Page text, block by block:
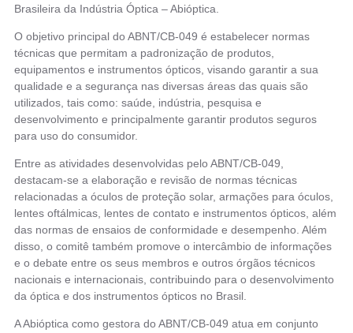
Brasileira da Indústria Óptica – Abióptica.
O objetivo principal do ABNT/CB-049 é estabelecer normas
técnicas que permitam a padronização de produtos,
equipamentos e instrumentos ópticos, visando garantir a sua
qualidade e a segurança nas diversas áreas das quais são
utilizados, tais como: saúde, indústria, pesquisa e
desenvolvimento e principalmente garantir produtos seguros
para uso do consumidor.
Entre as atividades desenvolvidas pelo ABNT/CB-049,
destacam-se a elaboração e revisão de normas técnicas
relacionadas a óculos de proteção solar, armações para óculos,
lentes oftálmicas, lentes de contato e instrumentos ópticos, além
das normas de ensaios de conformidade e desempenho. Além
disso, o comitê também promove o intercâmbio de informações
e o debate entre os seus membros e outros órgãos técnicos
nacionais e internacionais, contribuindo para o desenvolvimento
da óptica e dos instrumentos ópticos no Brasil.
A Abióptica como gestora do ABNT/CB-049 atua em conjunto